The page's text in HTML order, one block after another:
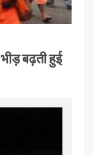
भीड़ बढ़ती हुई